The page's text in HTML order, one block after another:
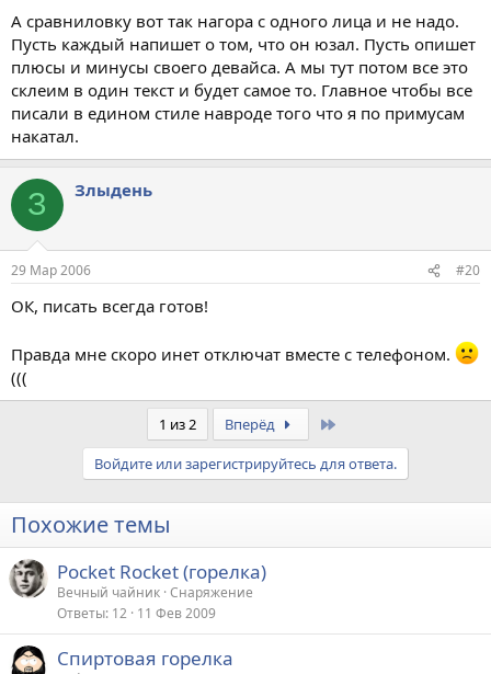
А сравниловку вот так нагора с одного лица и не надо.
Пусть каждый напишет о том, что он юзал. Пусть опишет
плюсы и минусы своего девайса. А мы тут потом все это
склеим в один текст и будет самое то. Главное чтобы все
писали в едином стиле навроде того что я по примусам
накатал.
З Злыдень
29 Мар 2006 #20
ОК, писать всегда готов!
Правда мне скоро инет отключат вместе с телефоном.
(((
1 из 2 Вперёд
Войдите или зарегистрируйтесь для ответа.
Похожие темы
Pocket Rocket (горелка)
Вечный чайник Снаряжение
Ответы 12 11 Фев 2009
Спиртовая горелка